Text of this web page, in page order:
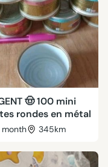
🤠 100 mini
rondes en métal
month 345km